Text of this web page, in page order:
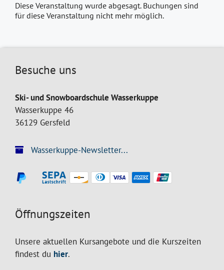
Diese Veranstaltung wurde abgesagt. Buchungen sind
für diese Veranstaltung nicht mehr möglich.
Besuche uns
Ski- und Snowboardschule Wasserkuppe
Wasserkuppe 46
36129 Gersfeld
Wasserkuppe-Newsletter...
Öffnungszeiten
Unsere aktuellen Kursangebote und die Kurszeiten
findest du hier.